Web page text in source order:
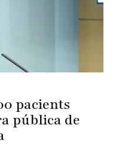
pacients
pública de